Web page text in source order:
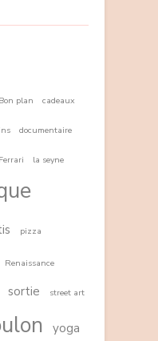
Bon plan cadeaux
documentaire
la seyne
pizza
Renaissance
sortie street art
yoga